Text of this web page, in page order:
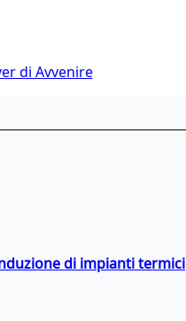
di Avvenire
di impianti termici